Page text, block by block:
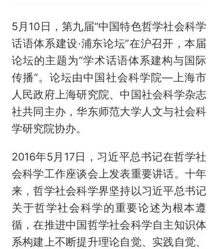
5月10日，第九届“中国特色哲学社会科学
话语体系建设·浦东论坛”在沪召开，本届
论坛的主题为“学术话语体系建构与国际
传播”。论坛由中国社会科学院—上海市
人民政府上海研究院、中国社会科学杂志
社共同主办，华东师范大学人文与社会科
学研究院协办。
2016年5月17日，习近平总书记在哲学社
会科学工作座谈会上发表重要讲话。十年
来，哲学社会科学界坚持以习近平总书记
关于哲学社会科学的重要论述为根本遵
循，在推进中国哲学社会科学自主知识体
系构建上不断提升理论自觉、实践自觉、